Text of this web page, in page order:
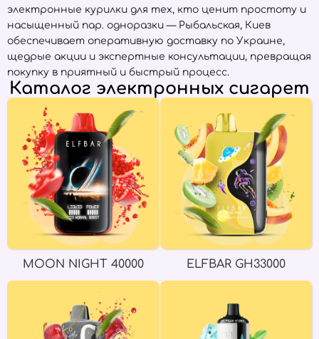
электронные курилки для тех, кто ценит простоту и
насыщенный пар. одноразки — Рыбальская, Киев
обеспечивает оперативную доставку по Украине,
щедрые акции и экспертные консультации, превращая
покупку в приятный и быстрый процесс.
Каталог электронных сигарет
MOON NIGHT 40000 ELFBAR GH33000